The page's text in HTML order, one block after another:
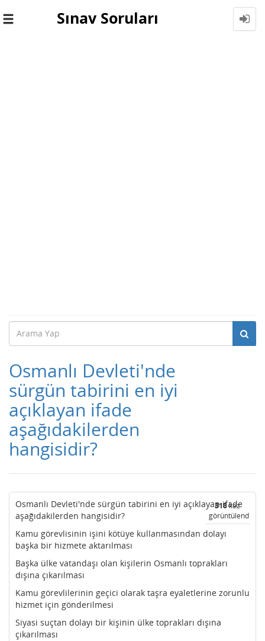
Toggle
Sınav Soruları
Osmanlı Devleti'nde
sürgün tabirini en iyi
açıklayan ifade
aşağıdakilerden
hangisidir?
318kez
görüntülendi
Osmanlı Devleti'nde sürgün tabirini en iyi açıklayan ifade
aşağıdakilerden hangisidir?
Kamu görevlisinin işini kötüye kullanmasından dolayı
başka bir hizmete aktarılması
Başka ülke vatandaşı olan kişilerin Osmanlı toprakları
dışına çıkarılması
Kamu görevlilerinin geçici olarak taşra eyaletlerine zorunlu
hizmet için gönderilmesi
Siyasi suçtan dolayı bir kişinin ülke toprakları dışına
çıkarılması